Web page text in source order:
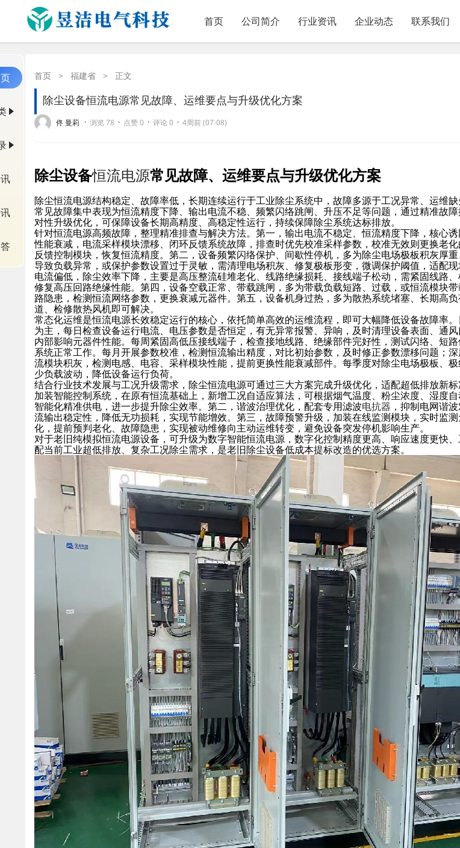
首页 公司简介 行业资讯 企业动态 联系我们
首页 > 福建省 > 正文
除尘设备恒流电源常见故障、运维要点与升级优化方案
佟 曼莉 · 浏览 78 · 点赞 0 · 评论 0 · 4周前 (07-08)
除尘设备恒流电源常见故障、运维要点与升级优化方案
除尘恒流电源结构稳定、故障率低，长期连续运行于工业除尘系统中，故障多源于工况异常、运维缺
常见故障集中表现为恒流精度下降、输出电流不稳、频繁闪络跳闸、升压不足等问题，通过精准故
对性升级优化，可保障设备长期高精度、高稳定性运行，持续保障除尘系统达标排放。
针对恒流电源高频故障，整理精准排查与解决方法。第一，输出电流不稳定、恒流精度下降，核心
性能衰减，电流采样模块漂移、闭环反馈系统故障，排查时优先校准采样参数，校准无效则更换老
反馈控制模块，恢复恒流精度。第二，设备频繁闪络保护、间歇性停机，多为除尘电场极板积灰厚
导致负载异常，或保护参数设置过于灵敏，需清理电场积灰、修复极板形变，微调保护阈值，适配现
电流偏低，除尘效率下降，主要是高压整流硅堆老化、线路绝缘损耗、接线端子松动，需紧固线路、
修复高压回路绝缘性能。第四，设备空载正常、带载跳闸，多为带载负载短路、过载，或恒流模块
路隐患，检测恒流网络参数，更换衰减元器件。第五，设备机身过热，多为散热系统堵塞、长期高
道、检修散热风机即可解决。
常态化运维是恒流电源长效稳定运行的核心，依托简单高效的运维流程，即可大幅降低设备故障率
为主，每日检查设备运行电流、电压参数是否恒定，有无异常报警、异响，及时清理设备表面、通
内部影响元器件性能。每周紧固高低压接线端子，检查接地线路、绝缘部件完好性，测试闪络、短
系统正常工作。每月开展参数校准，检测恒流输出精度，对比初始参数，及时修正参数漂移问题；
流模块积灰，检测电感、电容、采样模块性能，提前更换性能衰减部件。每季度对除尘电场极板、
少负载波动，降低设备运行负荷。
结合行业技术发展与工况升级需求，除尘恒流电源可通过三大方案完成升级优化，适配超低排放新标
加装智能控制系统，在原有恒流基础上，新增工况自适应算法，可根据烟气温度、粉尘浓度、湿度
智能化精准供电，进一步提升除尘效率。第二，谐波治理优化，配套专用滤波电抗器 ，抑制电网谐
流输出稳定性，降低无功损耗，实现节能增效。第三，故障预警升级，加装在线监测模块，实时监
化，提前预判老化、故障隐患，实现被动维修向主动运维转变，避免设备突发停机影响生产。
对于老旧纯模拟恒流电源设备，可升级为数字智能恒流电源，数字化控制精度更高、响应速度更快
配当前工业超低排放、复杂工况除尘需求，是老旧除尘设备低成本提标改造的优选方案。